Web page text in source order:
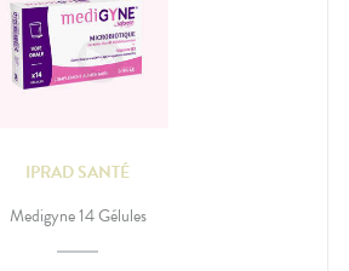
IPRAD SANTÉ
Medigyne 14 Gélules